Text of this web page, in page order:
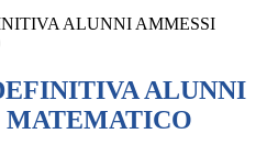
ALUNNI AMMESSI
ALUNNI